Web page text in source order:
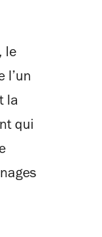
le
l’un
la
qui